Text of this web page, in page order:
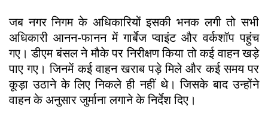
जब नगर निगम के अधिकारियों इसकी भनक लगी तो सभी
अधिकारी आनन-फानन में गार्बेज प्वाइंट और वर्कशॉप पहुंच
गए। डीएम बंसल ने मौके पर निरीक्षण किया तो कई वाहन खड़े
पाए गए। जिनमें कई वाहन खराब पड़े मिले और कई समय पर
कूड़ा उठाने के लिए निकले ही नहीं थे। जिसके बाद उन्होंने
वाहन के अनुसार जुर्माना लगाने के निर्देश दिए।